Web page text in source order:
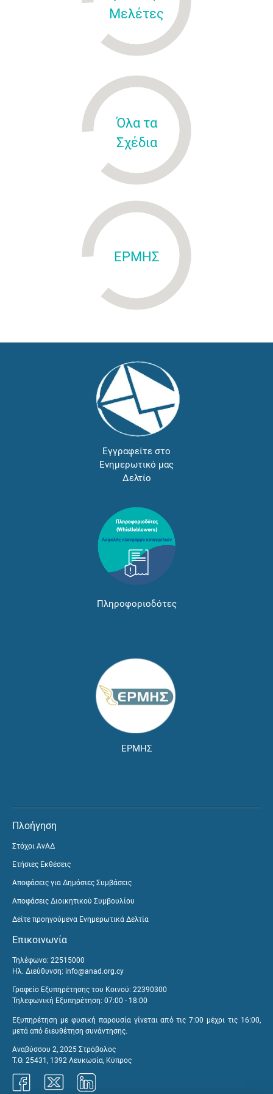
Μελέτες
Όλα τα
Σχέδια
ΕΡΜΗΣ
Εγγραφείτε στο
Ενημερωτικό μας
Δελτίο
Πληροφοριοδότες
ΕΡΜΗΣ
Πλοήγηση
Στόχοι ΑνΑΔ
Ετήσιες Εκθέσεις
Αποφάσεις για Δημόσιες Συμβάσεις
Αποφάσεις Διοικητικού Συμβουλίου
Δείτε προηγούμενα Ενημερωτικά Δελτία
Επικοινωνία
Τηλέφωνο: 22515000
Ηλ. Διεύθυνση: info@anad.org.cy
Γραφείο Εξυπηρέτησης του Κοινού: 22390300
Τηλεφωνική Εξυπηρέτηση: 07:00 - 18:00
Εξυπηρέτηση με φυσική παρουσία γίνεται από τις 7:00 μέχρι τις 16:00,
μετά από διευθέτηση συνάντησης.
Αναβύσσου 2, 2025 Στρόβολος
Τ.Θ. 25431, 1392 Λευκωσία, Κύπρος